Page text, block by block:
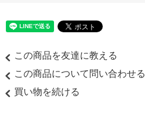
この商品を友達に教える
この商品について問い合わせる
買い物を続ける